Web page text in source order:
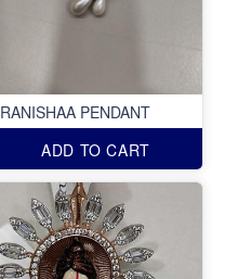
RANISHAA PENDANT
ADD TO CART